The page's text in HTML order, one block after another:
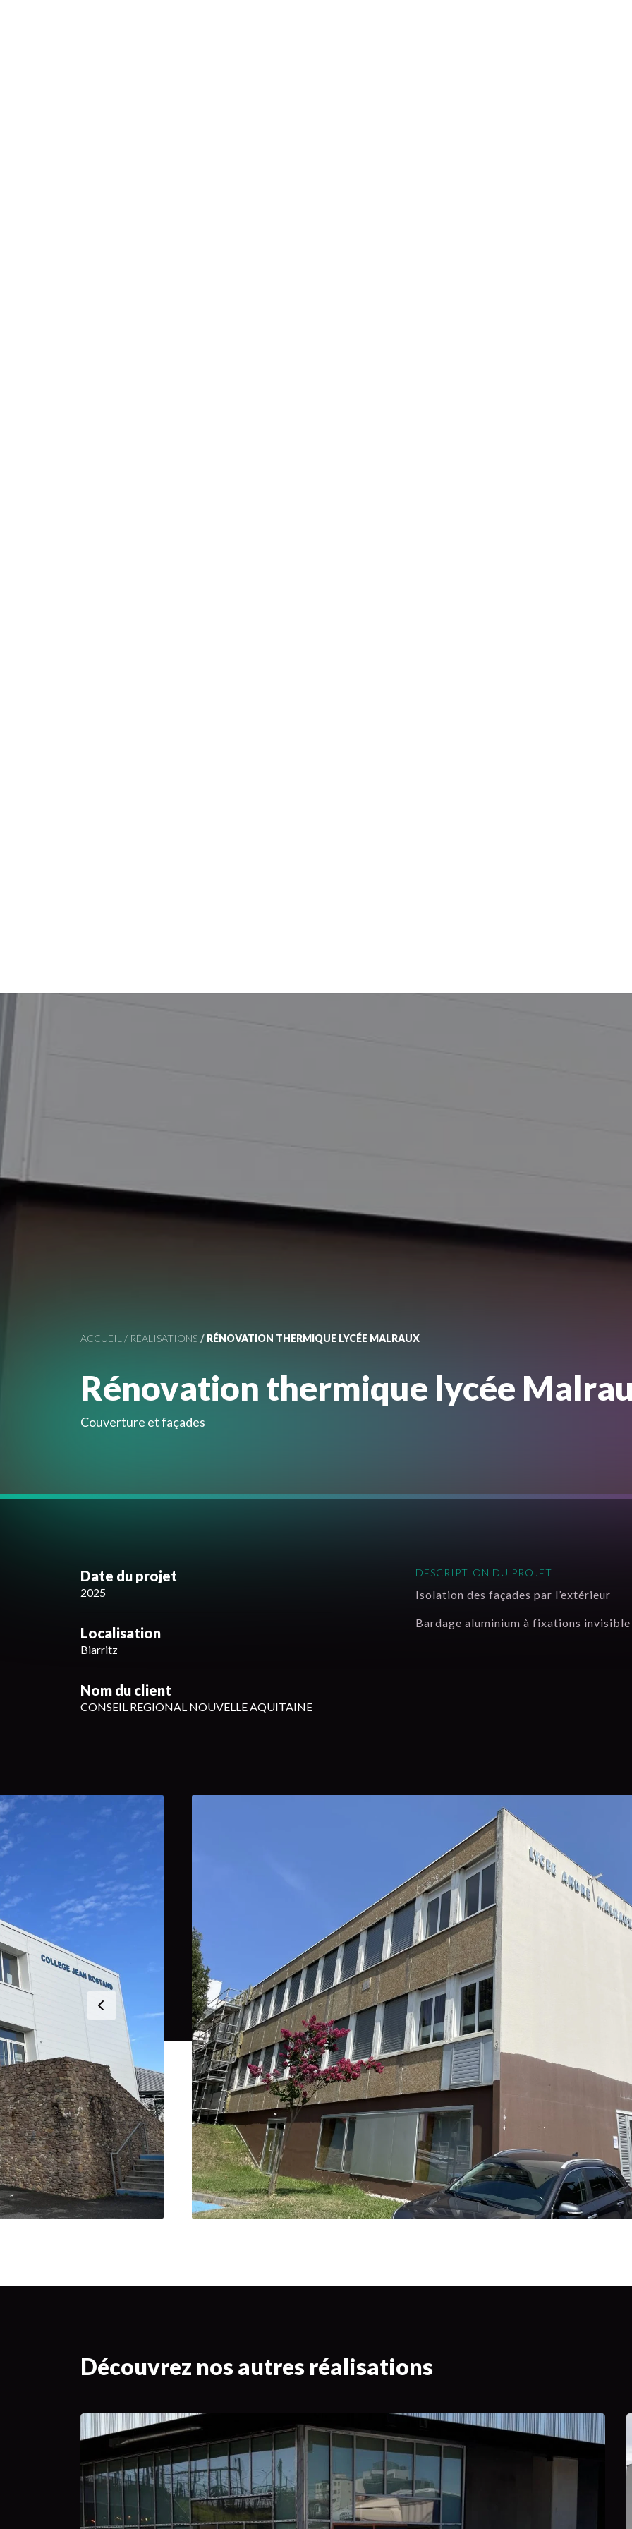
Ce site utilise des cookies pour les statistiques et pour améliorer votre expérience. En cliquant sur Accepter,
utilisation des cookies. En savoir plus dans notre
politique de confidentialité
ACCUEIL RÉALISATIONS RÉNOVATION THERMIQUE LYCÉE MALRAUX
Rénovation thermique lycée
Couverture et façades
DESCRIPTION DU PROJET
Isolation des façades par l’extérieur
Bardage aluminium à fixations invisible
Date du projet
2025
Localisation
Biarritz
Nom du client
CONSEIL REGIONAL NOUVELLE AQUITAINE
Découvrez nos autres réalisations